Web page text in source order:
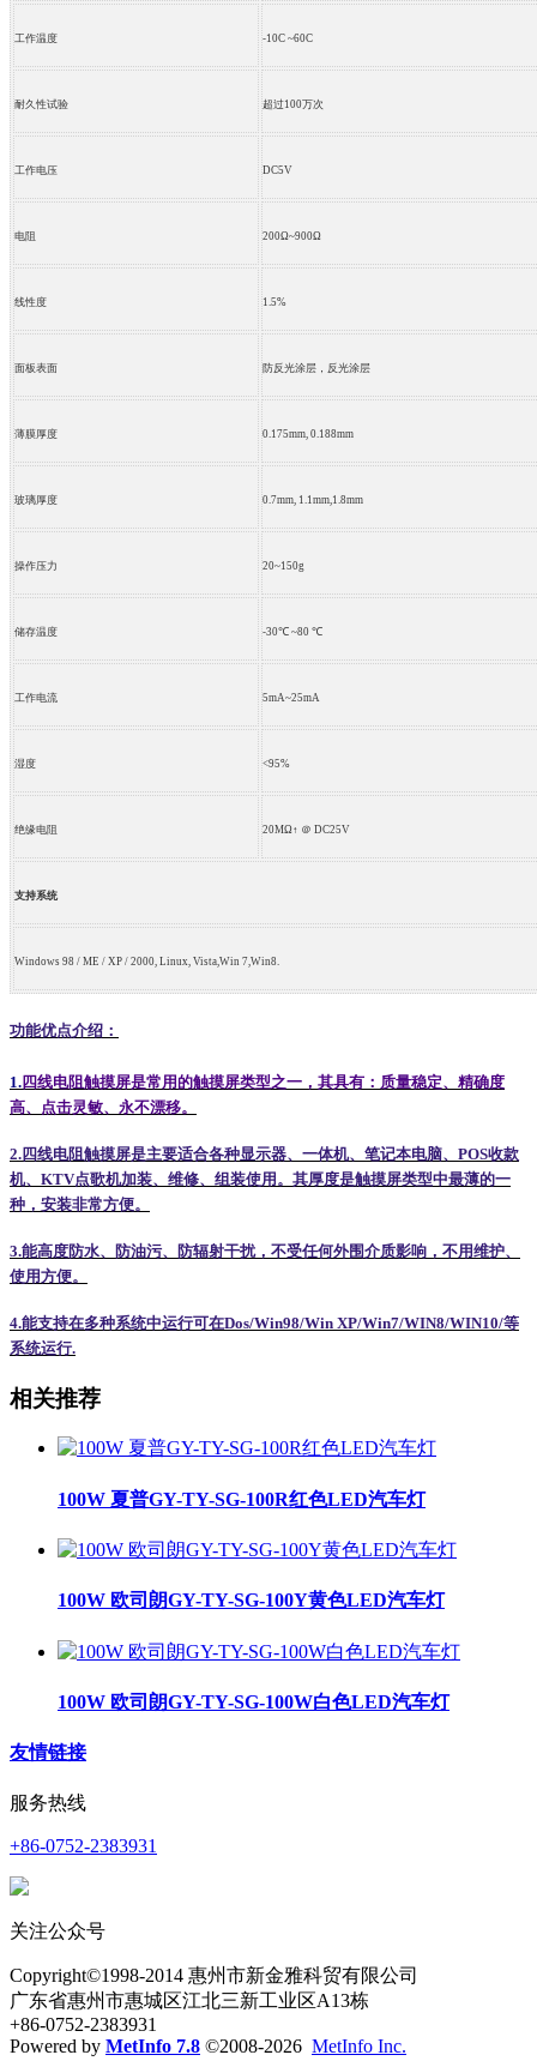
工作温度 -10C ~60C
耐久性试验 超过100万次
工作电压 DC5V
电阻 200Ω~900Ω
线性度 1.5%
面板表面 防反光涂层，反光涂层
薄膜厚度 0.175mm, 0.188mm
玻璃厚度 0.7mm, 1.1mm,1.8mm
操作压力 20~150g
储存温度 -30℃ ~80 ℃
工作电流 5mA~25mA
湿度 <95%
绝缘电阻 20MΩ↑ ＠ DC25V
支持系统
Windows 98 / ME / XP / 2000, Linux, Vista ,Win 7,Win8.
功能优点介绍：
1. 四线电阻触摸屏是常用的触摸屏类型之一，其具有：质量稳定、精确度
高、点击灵敏、永不漂移。
2. 四线电阻触摸屏是主要适合各种显示器、一体机、笔记本电脑、 POS收款
机、 KTV点歌机加装、维修、组装使用。其厚度是触摸屏类型中最薄的一
种，安装非常方便。
3.能高度防水、防油污、防辐射干扰，不受任何外围介质影响，不用维护、
使用方便。
4.能支持在多种系统中运行可在Dos/Win98/Win XP/Win7/WIN8/WIN10/等
系统运行.
相关推荐
100W 夏普GY-TY-SG-100R红色LED汽车灯
100W 欧司朗GY-TY-SG-100Y黄色LED汽车灯
100W 欧司朗GY-TY-SG-100W白色LED汽车灯
友情链接
服务热线
+86-0752-2383931
关注公众号
Copyright©1998-2014 惠州市新金雅科贸有限公司
广东省惠州市惠城区江北三新工业区A13栋
+86-0752-2383931
Powered by MetInfo 7.8 ©2008-2026 MetInfo Inc.